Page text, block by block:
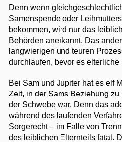
Denn wenn
Samenspende oder
bekommen, wird nur das
Behörden anerkannt. Das
langwierigen und teuren
durchlaufen, bevor es elterliche
Bei Sam und Jupiter hat es elf
Zeit, in der Sams Beziehung zu
der Schwebe war. Denn das
während des laufenden
Sorgerecht – im Falle von
des leiblichen Elternteils fatal.